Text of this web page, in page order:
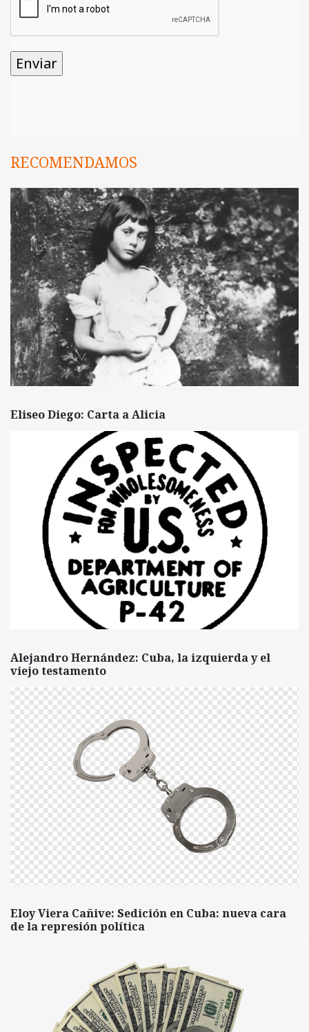
RECOMENDAMOS
Eliseo Diego: Carta a Alicia
Alejandro Hernández: Cuba, la izquierda y el
viejo testamento
Eloy Viera Cañive: Sedición en Cuba: nueva cara
de la represión política